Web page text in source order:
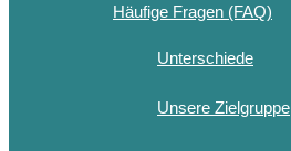
Häufige Fragen (FAQ)
Unterschiede
Unsere Zielgruppe